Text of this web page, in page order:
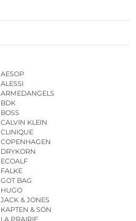
AESOP
ALESSI
ARMEDANGELS
BDK
BOSS
CALVIN KLEIN
CLINIQUE
COPENHAGEN
DRYKORN
ECOALF
FALKE
GOT BAG
HUGO
JACK & JONES
KAPTEN & SON
LA PRAIRIE